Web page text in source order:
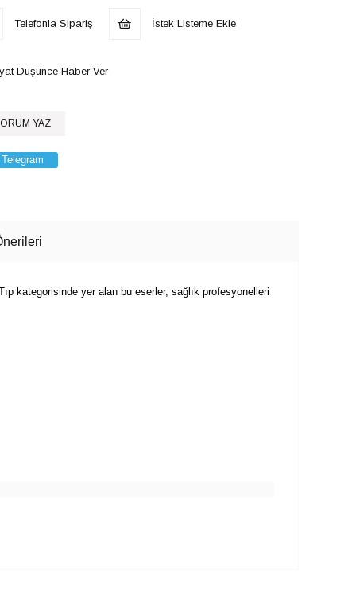
Telefonla Sipariş İstek Listeme Ekle
Düşünce Haber Ver
YAZ
Telegram
kategorisinde yer alan bu eserler, sağlık profesyonelleri